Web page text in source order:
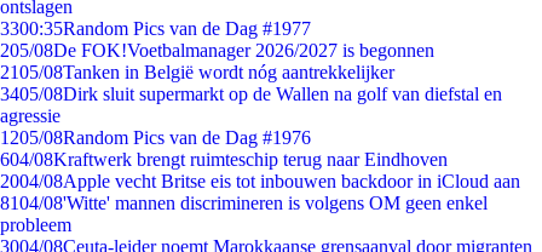
ontslagen
3300:35Random Pics van de Dag #1977
205/08De FOK!Voetbalmanager 2026/2027 is begonnen
2105/08Tanken in België wordt nóg aantrekkelijker
3405/08Dirk sluit supermarkt op de Wallen na golf van diefstal en
agressie
1205/08Random Pics van de Dag #1976
604/08Kraftwerk brengt ruimteschip terug naar Eindhoven
2004/08Apple vecht Britse eis tot inbouwen backdoor in iCloud aan
8104/08'Witte' mannen discrimineren is volgens OM geen enkel
probleem
3004/08Ceuta-leider noemt Marokkaanse grensaanval door migranten